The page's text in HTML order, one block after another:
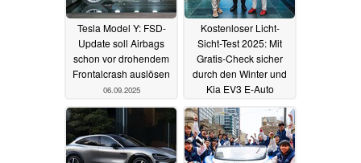
Tesla Model Y: FSD-
Update soll Airbags
schon vor drohendem
Frontalcrash auslösen
06.09.2025
Kostenloser Licht-
Sicht-Test 2025: Mit
Gratis-Check sicher
durch den Winter und
Kia EV3 E-Auto
gewinnen
01.09.2025